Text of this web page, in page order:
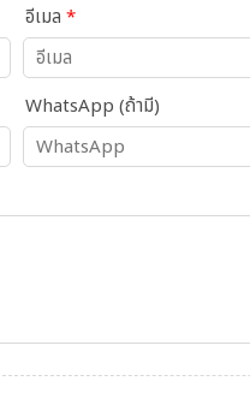
อีเมล *
WhatsApp (ถ้ามี)